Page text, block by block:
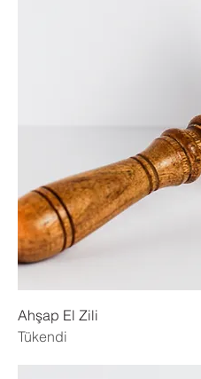
Ahşap El Zili
Tükendi